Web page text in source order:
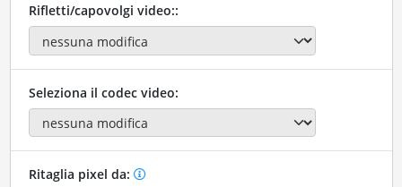
Rifletti/capovolgi video::
Seleziona il codec video:
Ritaglia pixel da: